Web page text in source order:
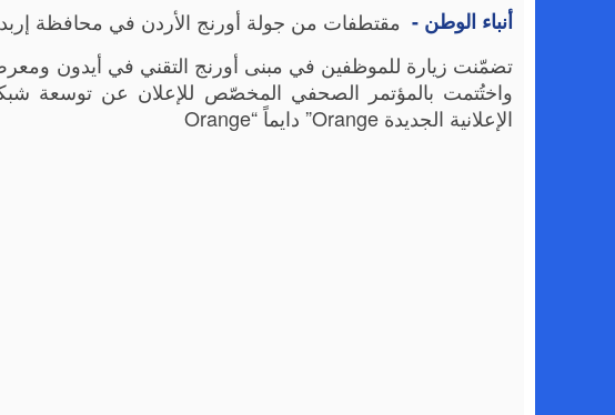
أنباء الوطن - مقتطفات من جولة أورنج الأردن في محافظة
تضمّنت زيارة للموظفين في مبنى أورنج التقني في أيدون
واختُتمت بالمؤتمر الصحفي المخصّص للإعلان عن توسعة
الإعلانية الجديدة Orange” دايماً “Orange